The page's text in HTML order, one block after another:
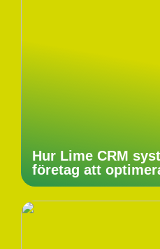
Hur Lime CRM
företag att